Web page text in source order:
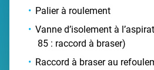
Palier à roulement
Vanne d’isolement à
85 : raccord à braser)
Raccord à braser au